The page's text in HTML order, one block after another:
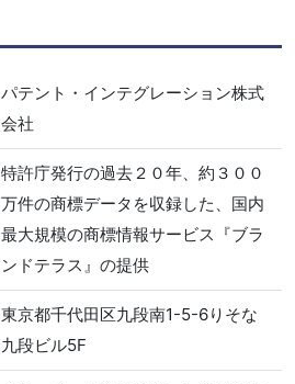
パテント・インテグレーション株式
会社
特許庁発行の過去２０年、約３００
万件の商標データを収録した、国内
最大規模の商標情報サービス『ブラ
ンドテラス』の提供
東京都千代田区九段南1-5-6りそな
九段ビル5F